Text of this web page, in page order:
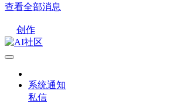
查看全部消息
创作
系统通知
私信